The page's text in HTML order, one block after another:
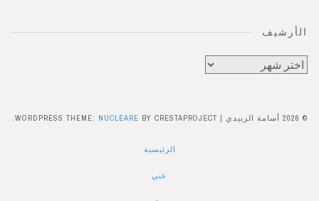
الأرشيف
الأرشيف
© 2026 أسامة الزبيدي |
WORDPRESS THEME: NUCLEARE BY CRESTAPROJECT.
الرئيسية
عني